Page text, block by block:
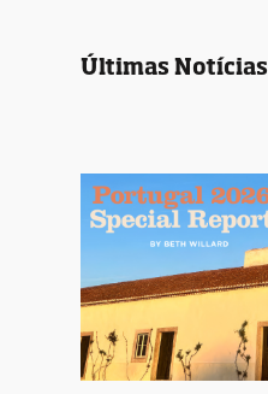
Últimas Notícias